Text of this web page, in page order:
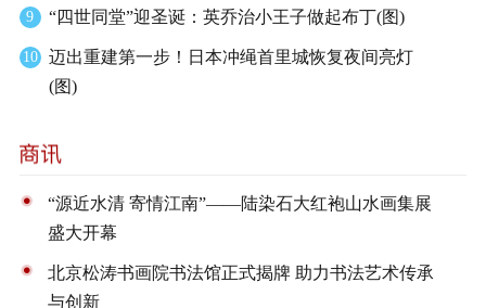
9 “四世同堂”迎圣诞：英乔治小王子做起布丁(图)
10
迈出重建第一步！日本冲绳首里城恢复夜间亮灯
(图)
“源近水清 寄情江南”——陆染石大红袍山水画集展
盛大开幕
北京松涛书画院书法馆正式揭牌 助力书法艺术传承
与创新